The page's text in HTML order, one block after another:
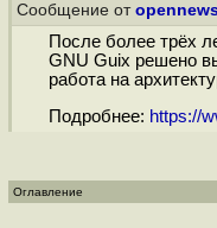
Сообщение от
После более трёх
GNU Guix решено
работа на
Подробнее: https://
Оглавление